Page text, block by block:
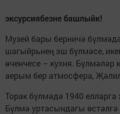
эксурсиябезне башлыйк!
Музей бары берничә
шагыйрьнең эш бүлмәсе,
өченчесе – кухня. Бүлмәләр
аерым бер атмосфера,
Торак бүлмәдә 1940
Бүлмә уртасындагы